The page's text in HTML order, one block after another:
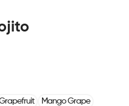
Mango Grape